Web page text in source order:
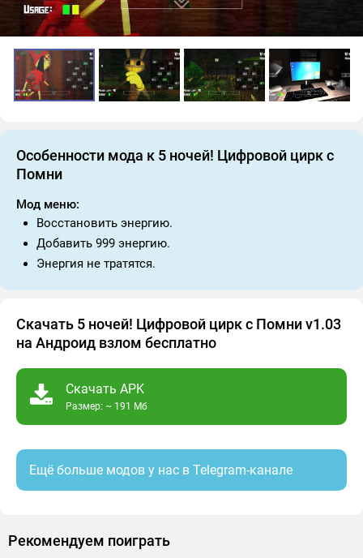
Особенности мода к 5 ночей! Цифровой цирк с
Помни
Мод меню:
Восстановить энергию.
Добавить 999 энергию.
Энергия не тратятся.
Скачать 5 ночей! Цифровой цирк с Помни v1.03
на Андроид взлом бесплатно
Скачать APK
Размер: ~ 191 Мб
Ещё больше модов у нас в Telegram-канале
Рекомендуем поиграть